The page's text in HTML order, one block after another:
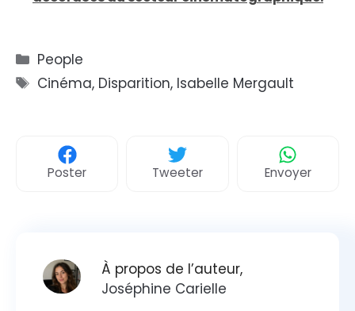
Catégories
People
Étiquettes
Cinéma, Disparition, Isabelle Mergault
Poster Tweeter Envoyer
À propos de l’auteur,
Joséphine Carielle